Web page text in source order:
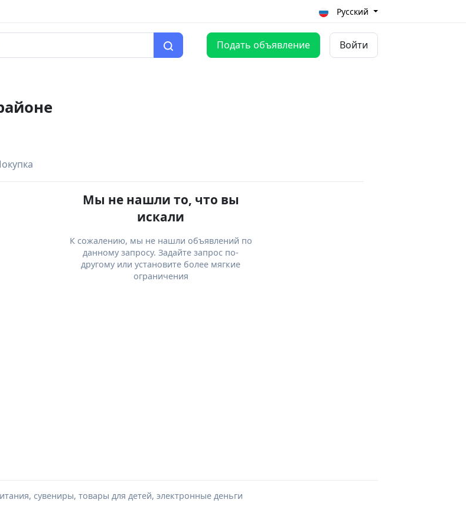
Русский
Подать объявление Войти
Мы не нашли то, что вы
искали
К сожалению, мы не нашли объявлений по
данному запросу. Задайте запрос по-
другому или установите более мягкие
ограничения
сувениры, товары для детей, электронные деньги